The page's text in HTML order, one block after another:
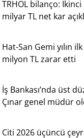
TRHOL bilanço:
milyar TL net kar
Hat-San Gemi yılın
milyon TL zarar etti
İş Bankası’nda üst
Çınar genel müdür
Citi 2026 üçüncü